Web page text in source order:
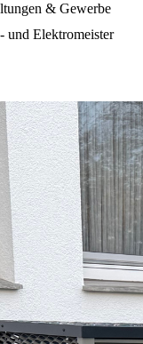
& Gewerbe
und Elektromeister